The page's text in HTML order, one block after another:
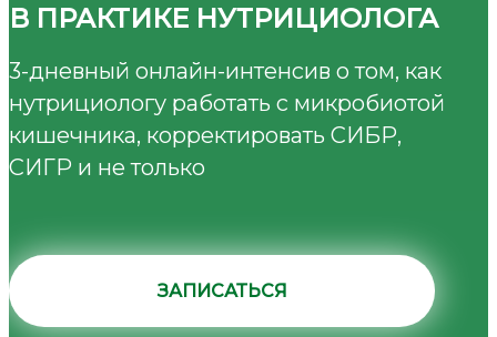
В ПРАКТИКЕ НУТРИЦИОЛОГА
3-дневный онлайн-интенсив о том, как
нутрициологу работать с микробиотой
кишечника, корректировать СИБР,
СИГР и не только
ЗАПИСАТЬСЯ